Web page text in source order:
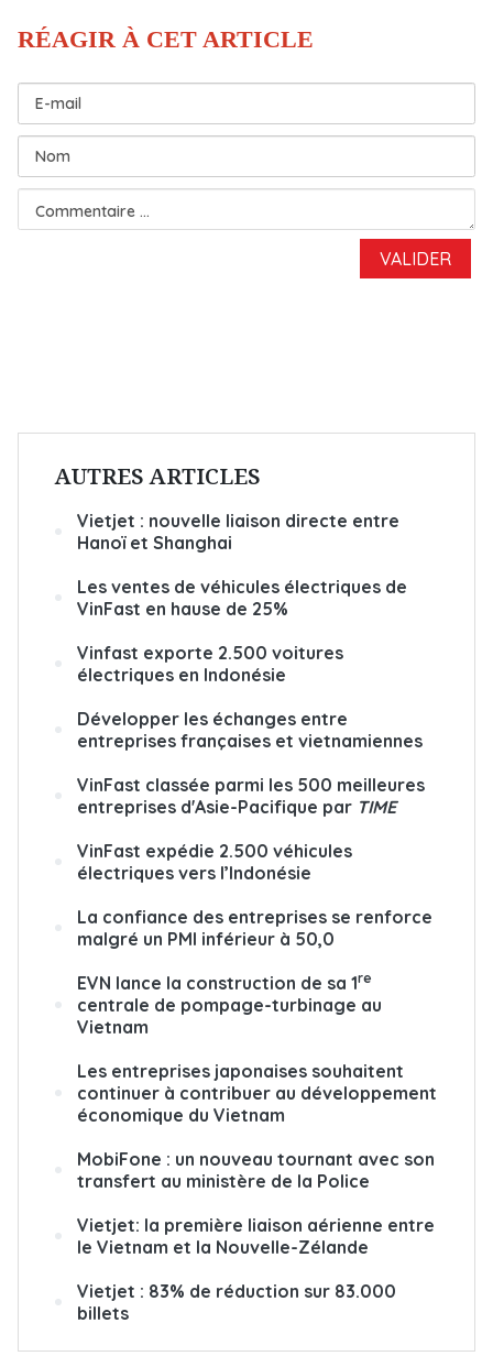
AUTRES ARTICLES
Vietjet : nouvelle liaison directe entre
Hanoï et Shanghai
Les ventes de véhicules électriques de
VinFast en hause de 25%
Vinfast exporte 2.500 voitures
électriques en Indonésie
Développer les échanges entre
entreprises françaises et vietnamiennes
VinFast classée parmi les 500 meilleures
entreprises d'Asie-Pacifique par TIME
VinFast expédie 2.500 véhicules
électriques vers l’Indonésie
La confiance des entreprises se renforce
malgré un PMI inférieur à 50,0
EVN lance la construction de sa 1re
centrale de pompage-turbinage au
Vietnam
Les entreprises japonaises souhaitent
continuer à contribuer au développement
économique du Vietnam
MobiFone : un nouveau tournant avec son
transfert au ministère de la Police
Vietjet: la première liaison aérienne entre
le Vietnam et la Nouvelle-Zélande
Vietjet : 83% de réduction sur 83.000
billets